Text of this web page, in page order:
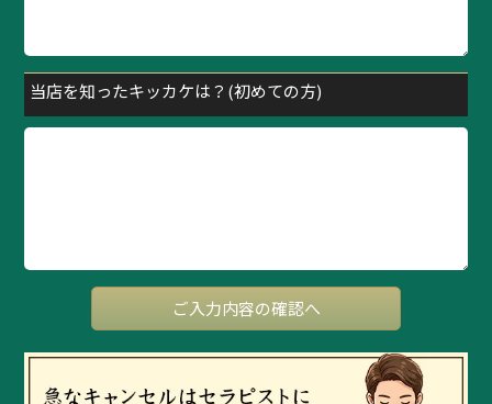
当店を知ったキッカケは？(初めての方)